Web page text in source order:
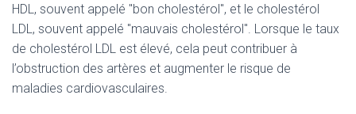
HDL, souvent appelé "bon cholestérol", et le cholestérol
LDL, souvent appelé "mauvais cholestérol". Lorsque le taux
de cholestérol LDL est élevé, cela peut contribuer à
l’obstruction des artères et augmenter le risque de
maladies cardiovasculaires.